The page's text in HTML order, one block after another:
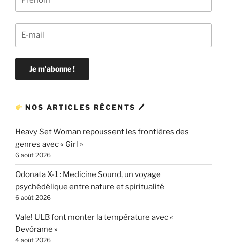
NOS ARTICLES RÉCENTS 🖊
Heavy Set Woman repoussent les frontières des
genres avec « Girl »
6 août 2026
Odonata X-1 : Medicine Sound, un voyage
psychédélique entre nature et spiritualité
6 août 2026
Vale! ULB font monter la température avec «
Devórame »
4 août 2026